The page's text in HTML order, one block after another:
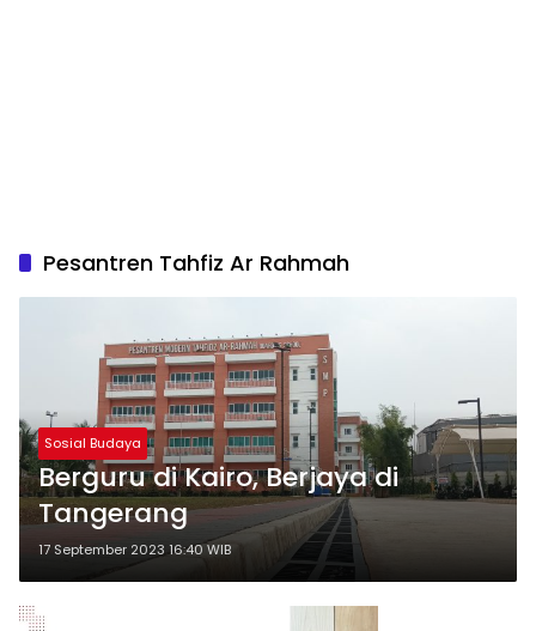
Pesantren Tahfiz Ar Rahmah
Sosial Budaya
Berguru di Kairo, Berjaya di
Tangerang
17 September 2023 16:40 WIB